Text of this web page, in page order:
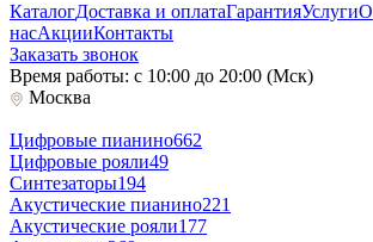
КаталогДоставка и оплатаГарантияУслугиО
насАкцииКонтакты
Заказать звонок
Время работы: с 10:00 до 20:00 (Мск)
Москва
Цифровые пианино662
Цифровые рояли49
Синтезаторы194
Акустические пианино221
Акустические рояли177